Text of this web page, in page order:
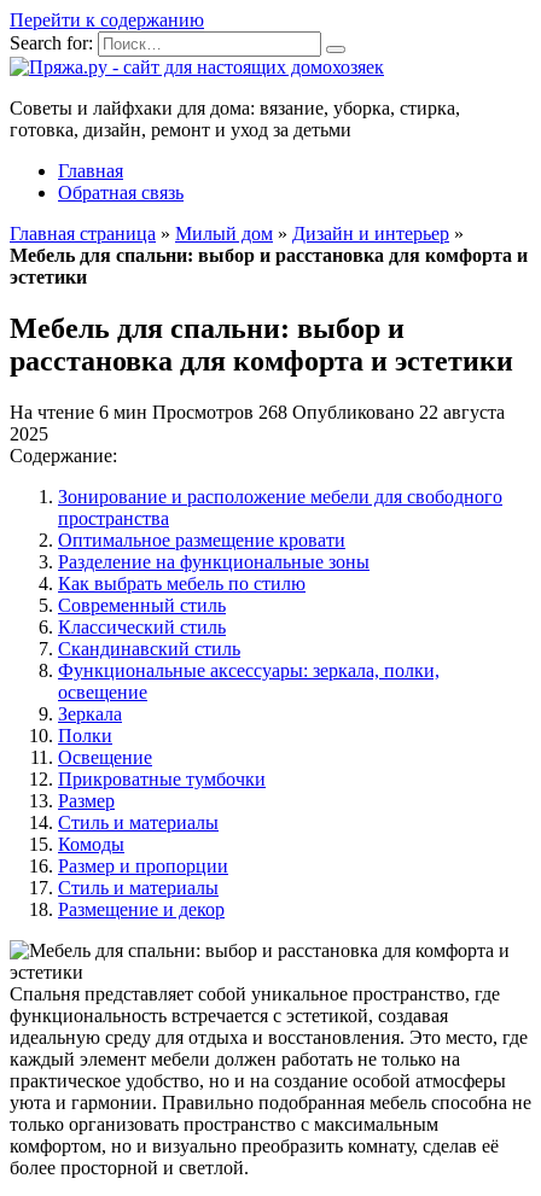
Перейти к содержанию
Search for:
Советы и лайфхаки для дома: вязание, уборка, стирка,
готовка, дизайн, ремонт и уход за детьми
Главная
Обратная связь
Главная страница » Милый дом » Дизайн и интерьер »
Мебель для спальни: выбор и расстановка для комфорта и
эстетики
Мебель для спальни: выбор и
расстановка для комфорта и эстетики
На чтение 6 мин Просмотров 268 Опубликовано 22 августа
2025
Содержание:
Зонирование и расположение мебели для свободного
пространства
Оптимальное размещение кровати
Разделение на функциональные зоны
Как выбрать мебель по стилю
Современный стиль
Классический стиль
Скандинавский стиль
Функциональные аксессуары: зеркала, полки,
освещение
Зеркала
Полки
Освещение
Прикроватные тумбочки
Размер
Стиль и материалы
Комоды
Размер и пропорции
Стиль и материалы
Размещение и декор
Спальня представляет собой уникальное пространство, где
функциональность встречается с эстетикой, создавая
идеальную среду для отдыха и восстановления. Это место, где
каждый элемент мебели должен работать не только на
практическое удобство, но и на создание особой атмосферы
уюта и гармонии. Правильно подобранная мебель способна не
только организовать пространство с максимальным
комфортом, но и визуально преобразить комнату, сделав её
более просторной и светлой.